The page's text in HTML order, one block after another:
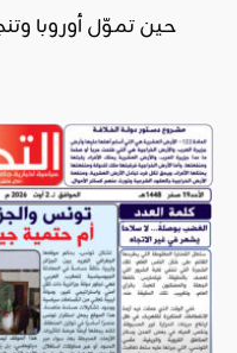
حين تموّل أوروبا